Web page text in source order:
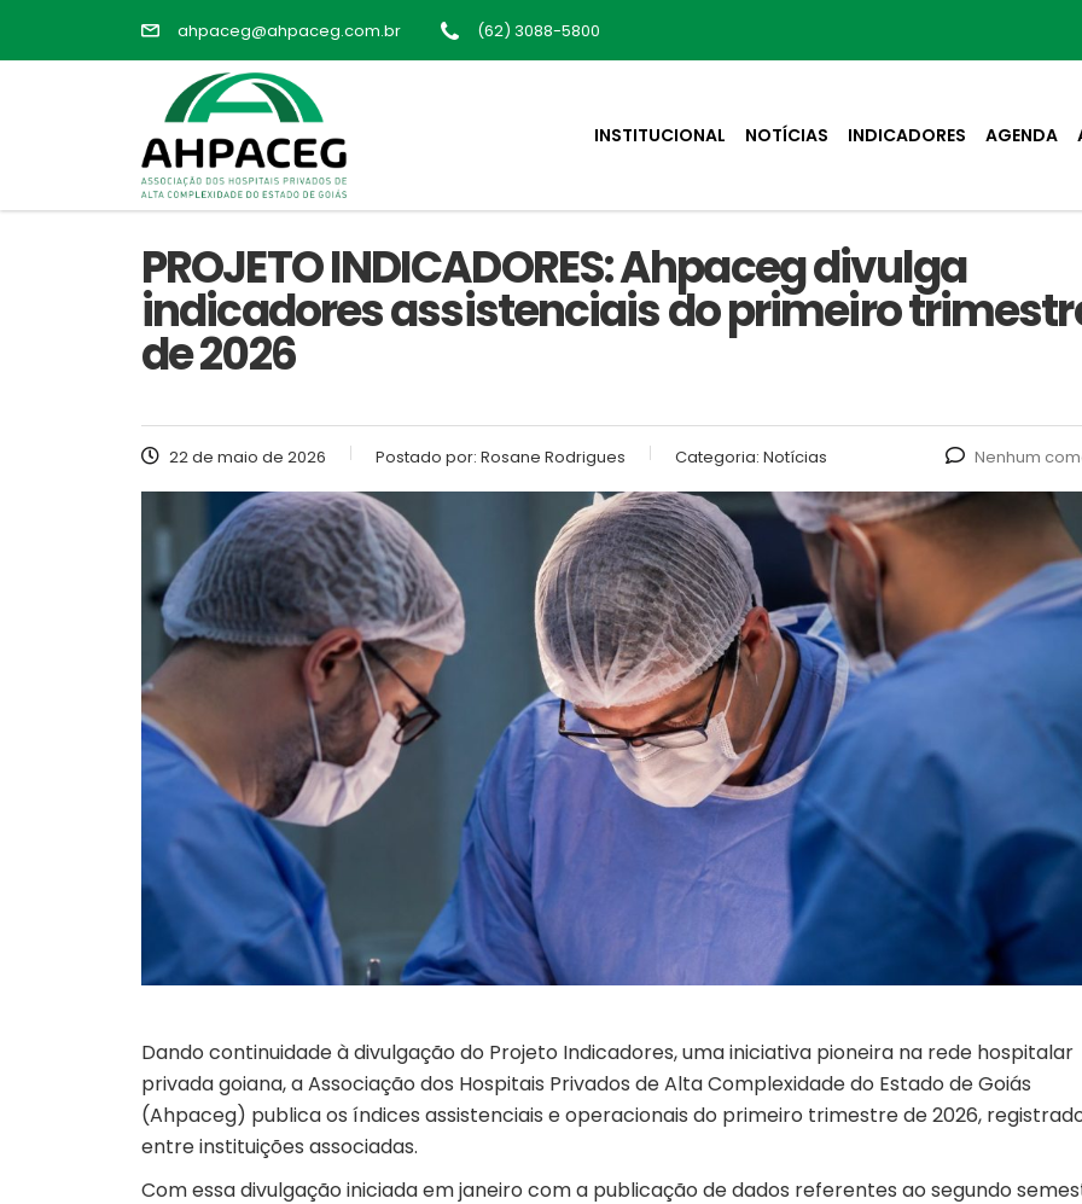
ahpaceg@ahpaceg.com.br (62) 3088-5800
INSTITUCIONAL NOTÍCIAS INDICADORES AGENDA
PROJETO INDICADORES: Ahpaceg divulga
indicadores assistenciais do primeiro
de 2026
22 de maio de 2026 Postado por: Rosane Rodrigues Categoria: Notícias Nenhum
Dando continuidade à divulgação do Projeto Indicadores, uma iniciativa pioneira na rede hospitalar
privada goiana, a Associação dos Hospitais Privados de Alta Complexidade do Estado de Goiás
(Ahpaceg) publica os índices assistenciais e operacionais do primeiro trimestre de 2026,
entre instituições associadas.
Com essa divulgação iniciada em janeiro com a publicação de dados referentes ao segundo